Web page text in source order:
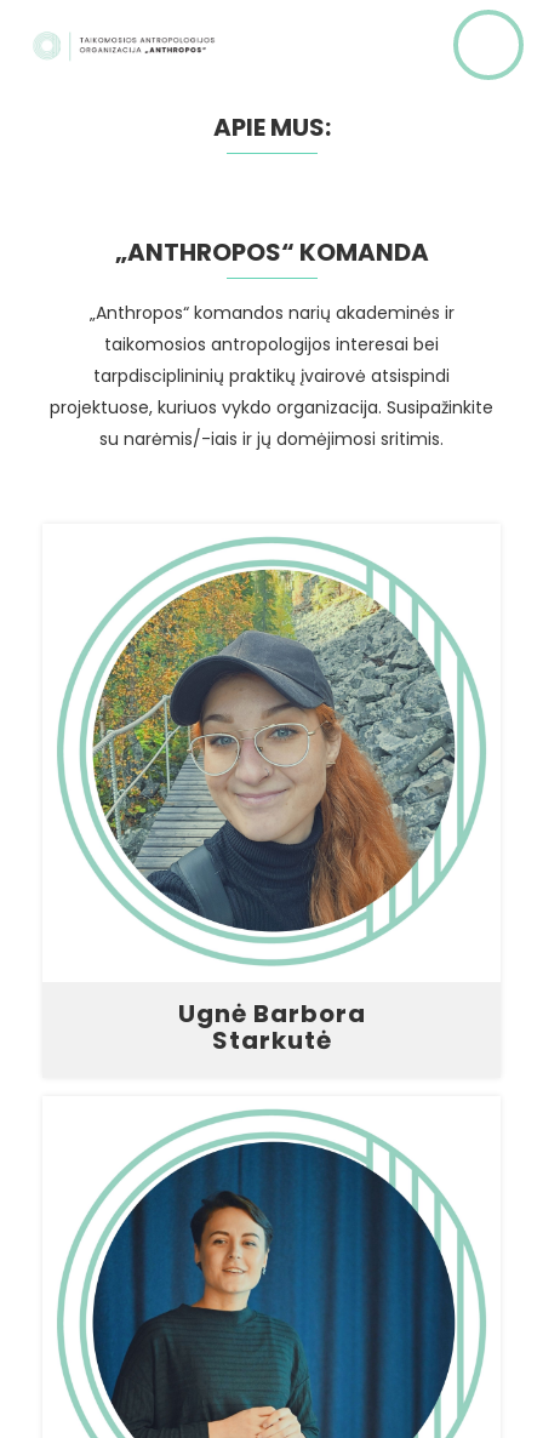
APIE MUS:
„ANTHROPOS“ KOMANDA
„Anthropos“ komandos narių akademinės ir
taikomosios antropologijos interesai bei
tarpdisciplininių praktikų įvairovė atsispindi
projektuose, kuriuos vykdo organizacija. Susipažinkite
su narėmis/-iais ir jų domėjimosi sritimis.
Ugnė Barbora
Starkutė